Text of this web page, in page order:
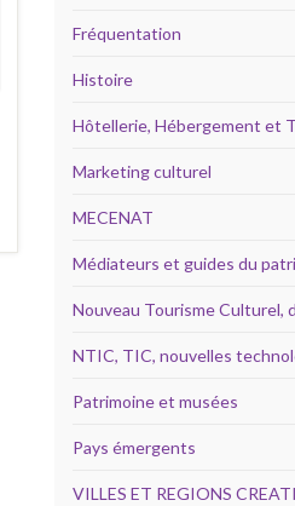
Fréquentation
Histoire
Hôtellerie, Hébergement et
Marketing culturel
MECENAT
Médiateurs et guides du
Nouveau Tourisme
NTIC, TIC, nouvelles
Patrimoine et musées
Pays émergents
VILLES ET REGIONS